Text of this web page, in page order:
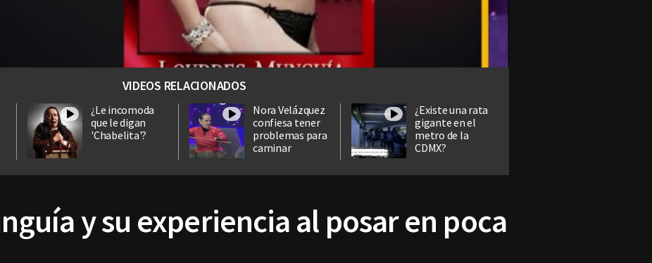
VIDEOS RELACIONADOS
¿Le incomoda
que le digan
'Chabelita'?
Nora Velázquez
confiesa tener
problemas para
caminar
¿Existe una rata
gigante en el
metro de la
CDMX?
y su experiencia al posar en poca